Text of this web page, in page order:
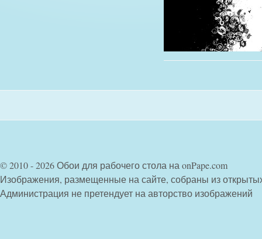
© 2010 - 2026 Обои для рабочего стола на onPape.com
Изображения, размещенные на сайте, собраны из
Администрация не претендует на авторство изображений